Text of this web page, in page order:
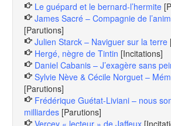
Le guépard et le bernard-l’hermite
James Sacré – Compagnie de
[Parutions]
Julien Starck – Naviguer sur la terre
Hergé, nègre de Tintin [Incitations]
Daniel Cabanis – J’exagère sans
Sylvie Nève & Cécile Norguet –
[Parutions]
Frédérique Guétat-Liviani – nous
milliardes [Parutions]
Vercey « lecteur » de Jaffeux